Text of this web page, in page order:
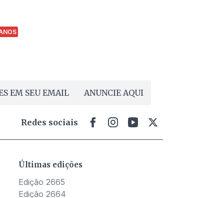
EM SEU EMAIL ANUNCIE AQUI
Redes sociais
Últimas edições
Edição 2665
Edição 2664